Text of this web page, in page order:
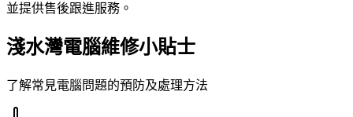
並提供售後跟進服務。
淺水灣電腦維修小貼士
了解常見電腦問題的預防及處理方法